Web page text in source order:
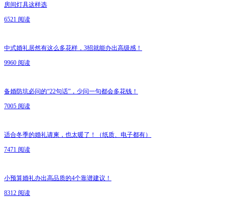
房间灯具这样选
6521 阅读
中式婚礼居然有这么多花样，3招就能办出高级感！
9960 阅读
备婚防坑必问的“22句话”，少问一句都会多花钱！
7005 阅读
适合冬季的婚礼请柬，也太暖了！（纸质、电子都有）
7471 阅读
小预算婚礼办出高品质的4个靠谱建议！
8312 阅读